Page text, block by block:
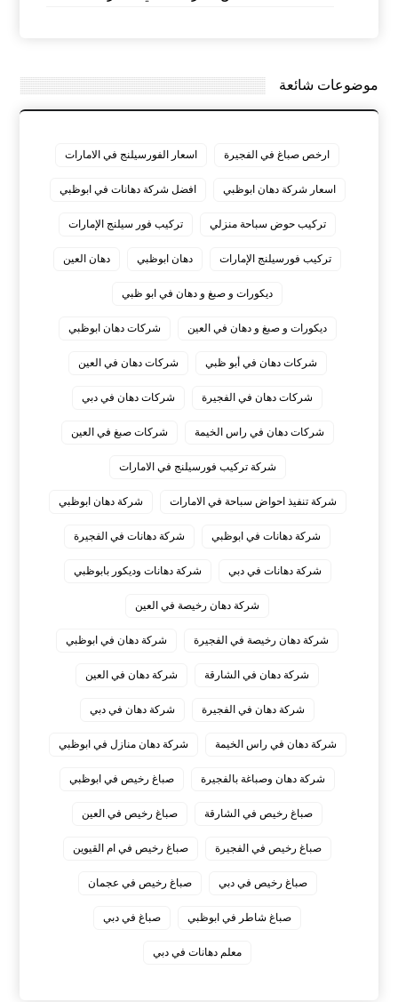
موضوعات شائعة
ارخص صباغ في الفجيرة اسعار الفورسيلنج في الامارات
اسعار شركة دهان ابوظبي افضل شركة دهانات في ابوظبي
تركيب حوض سباحة منزلي تركيب فور سيلنج الإمارات
تركيب فورسيلنج الإمارات دهان ابوظبي دهان العين
ديكورات و صبغ و دهان في ابو ظبي
ديكورات و صبغ و دهان في العين شركات دهان ابوظبي
شركات دهان في أبو ظبي شركات دهان في العين
شركات دهان في الفجيرة شركات دهان في دبي
شركات دهان في راس الخيمة شركات صبغ في العين
شركة تركيب فورسيلنج في الامارات
شركة تنفيذ احواض سباحة في الامارات شركة دهان ابوظبي
شركة دهانات في ابوظبي شركة دهانات في الفجيرة
شركة دهانات في دبي شركة دهانات وديكور بابوظبي
شركة دهان رخيصة في العين
شركة دهان رخيصة في الفجيرة شركة دهان في ابوظبي
شركة دهان في الشارقة شركة دهان في العين
شركة دهان في الفجيرة شركة دهان في دبي
شركة دهان في راس الخيمة شركة دهان منازل في ابوظبي
شركة دهان وصباغة بالفجيرة صباغ رخيص في ابوظبي
صباغ رخيص في الشارقة صباغ رخيص في العين
صباغ رخيص في الفجيرة صباغ رخيص في ام القيوين
صباغ رخيص في دبي صباغ رخيص في عجمان
صباغ شاطر في ابوظبي صباغ في دبي
معلم دهانات في دبي